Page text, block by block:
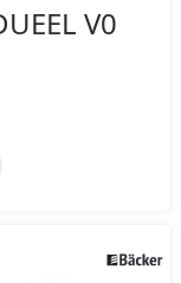
V0